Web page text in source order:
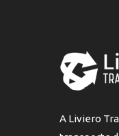
A Liviero